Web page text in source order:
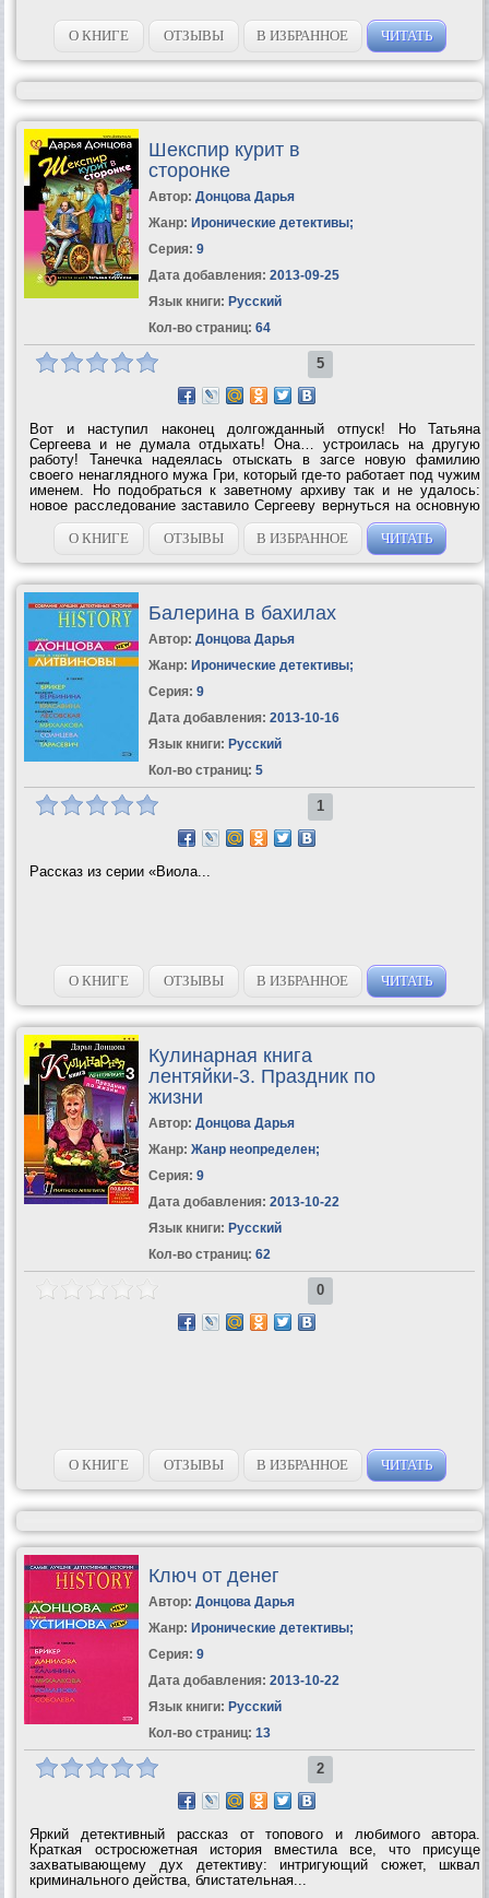
О КНИГЕ ОТЗЫВЫ В ИЗБРАННОЕ ЧИТАТЬ
Шекспир курит в
сторонке
Автор: Донцова Дарья
Жанр: Иронические детективы;
Серия: 9
Дата добавления: 2013-09-25
Язык книги: Русский
Кол-во страниц: 64
5
Вот и наступил наконец долгожданный отпуск! Но Татьяна
Сергеева и не думала отдыхать! Она… устроилась на другую
работу! Танечка надеялась отыскать в загсе новую фамилию
своего ненаглядного мужа Гри, который где-то работает под чужим
именем. Но подобраться к заветному архиву так и не удалось:
новое расследование заставило Сергееву вернуться на основную
службу. Зоя, вдова адвоката с чудной фамилией Ветошь, желала
получить страховку...
О КНИГЕ ОТЗЫВЫ В ИЗБРАННОЕ ЧИТАТЬ
Балерина в бахилах
Автор: Донцова Дарья
Жанр: Иронические детективы;
Серия: 9
Дата добавления: 2013-10-16
Язык книги: Русский
Кол-во страниц: 5
1
Рассказ из серии «Виола...
О КНИГЕ ОТЗЫВЫ В ИЗБРАННОЕ ЧИТАТЬ
Кулинарная книга
лентяйки-3. Праздник по
жизни
Автор: Донцова Дарья
Жанр: Жанр неопределен;
Серия: 9
Дата добавления: 2013-10-22
Язык книги: Русский
Кол-во страниц: 62
0
О КНИГЕ ОТЗЫВЫ В ИЗБРАННОЕ ЧИТАТЬ
Ключ от денег
Автор: Донцова Дарья
Жанр: Иронические детективы;
Серия: 9
Дата добавления: 2013-10-22
Язык книги: Русский
Кол-во страниц: 13
2
Яркий детективный рассказ от топового и любимого автора.
Краткая остросюжетная история вместила все, что присуще
захватывающему дух детективу: интригующий сюжет, шквал
криминального действа, блистательная...